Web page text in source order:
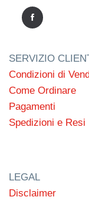
SERVIZIO
Condizioni di
Come Ordinare
Pagamenti
Spedizioni e Resi
LEGAL
Disclaimer